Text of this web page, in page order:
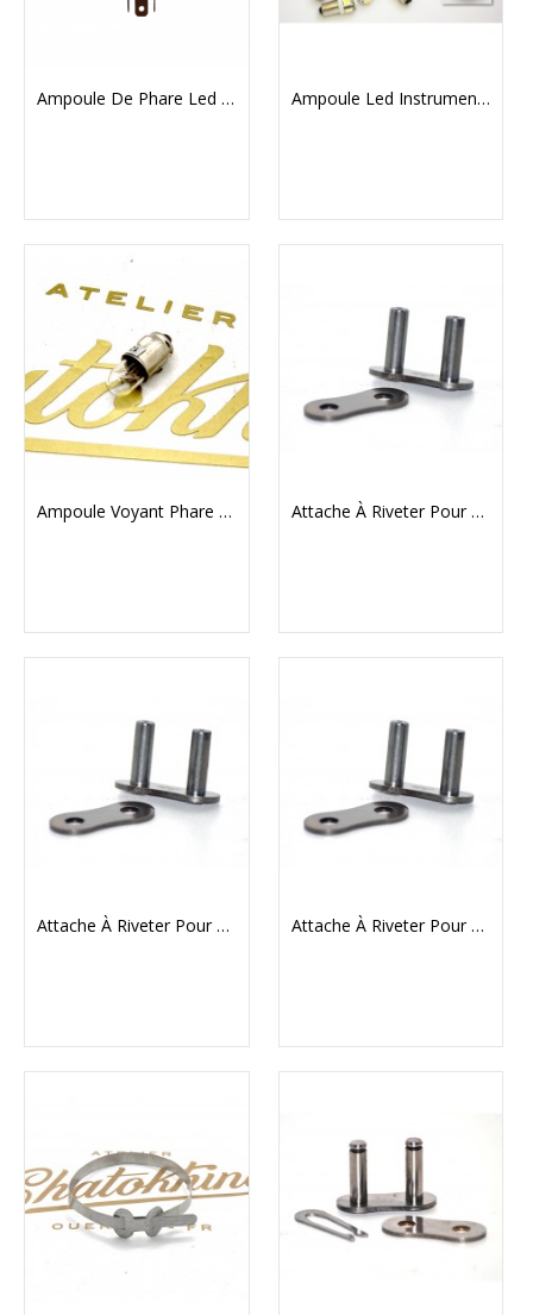
Ampoule De Phare Led H4 6V Et 12V Ampoule Led Instrument / Voyant Phare 12V
Ampoule Voyant Phare 12V Lucas Attache À Riveter Pour Chaine Renold 428
Attache À Riveter Pour Chaine Renold Étroite 520 Attache À Riveter Pour Chaine Renold Large 530